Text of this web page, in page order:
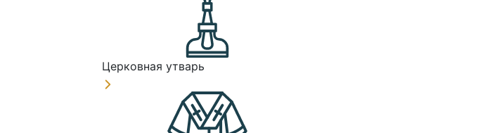
Церковная утварь